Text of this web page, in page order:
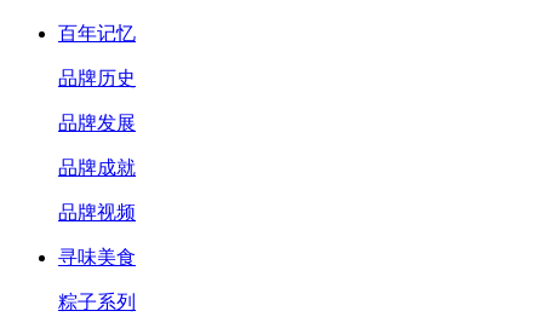
百年记忆
品牌历史
品牌发展
品牌成就
品牌视频
寻味美食
粽子系列